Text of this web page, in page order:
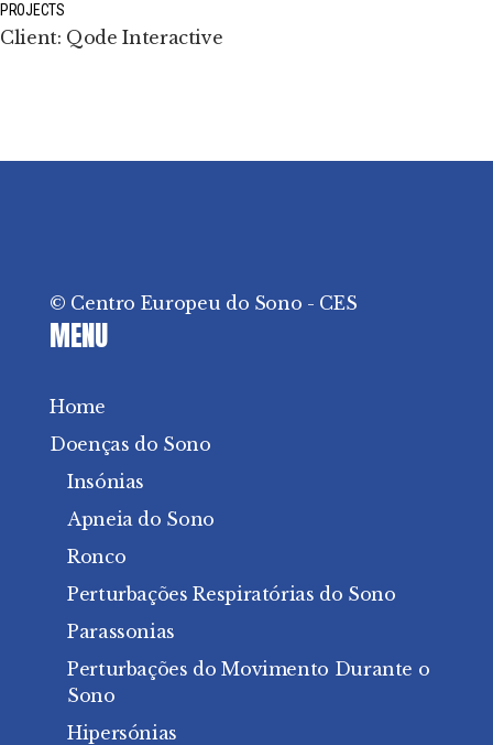
PROJECTS
Client: Qode Interactive
© Centro Europeu do Sono - CES
MENU
Home
Doenças do Sono
Insónias
Apneia do Sono
Ronco
Perturbações Respiratórias do Sono
Parassonias
Perturbações do Movimento Durante o
Sono
Hipersónias